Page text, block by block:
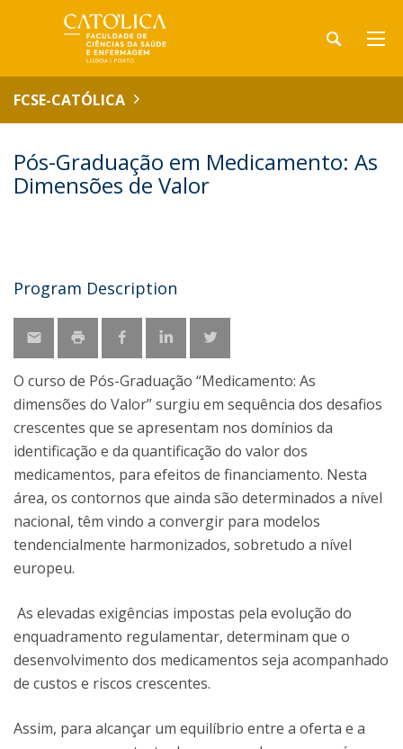
FCSE-CATÓLICA
Pós-Graduação em Medicamento: As
Dimensões de Valor
Program Description
O curso de Pós-Graduação “Medicamento: As
dimensões do Valor” surgiu em sequência dos desafios
crescentes que se apresentam nos domínios da
identificação e da quantificação do valor dos
medicamentos, para efeitos de financiamento. Nesta
área, os contornos que ainda são determinados a nível
nacional, têm vindo a convergir para modelos
tendencialmente harmonizados, sobretudo a nível
europeu.
As elevadas exigências impostas pela evolução do
enquadramento regulamentar, determinam que o
desenvolvimento dos medicamentos seja acompanhado
de custos e riscos crescentes.
Assim, para alcançar um equilíbrio entre a oferta e a